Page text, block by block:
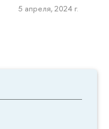
5 апреля, 2024 г.